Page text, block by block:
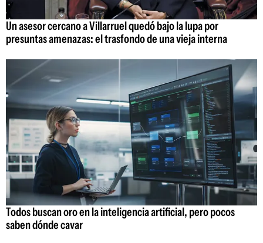
Un asesor cercano a Villarruel quedó bajo la lupa por
presuntas amenazas: el trasfondo de una vieja interna
Todos buscan oro en la inteligencia artificial, pero pocos
saben dónde cavar